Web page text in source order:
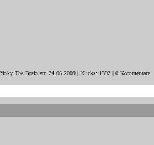
The Brain am 24.06.2009 | Klicks: 1392 | 0 Kommentare